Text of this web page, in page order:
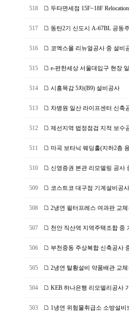
518 두타면세점 15F~18F
517 동탄2기 신도시 A-67BL 공동
516 코엑스몰 리뉴얼공사 중 설비
515 e-편한세상 서울대입구 현장
514 시흥목감 5차(B9) 설비공사
513 차병원 일산 라이프센터 신축
512 제선지역 법정점검 지적 보수
511 마곡 보타닉 웨딩홀(지하2층
510 신영증권 본관 리모델링 공사
509 코스트코 대구점 기계설비공사
508 2냉연 필터프레스 여과판 교
507 천안 직산역 지역주택조합 중
506 부천중동 주상복합 신축공사
505 2냉연 탈황설비 약품배관 교
504 KEB 하나은행 리모델리공사
503 1냉연 위험물취급소 소방설비